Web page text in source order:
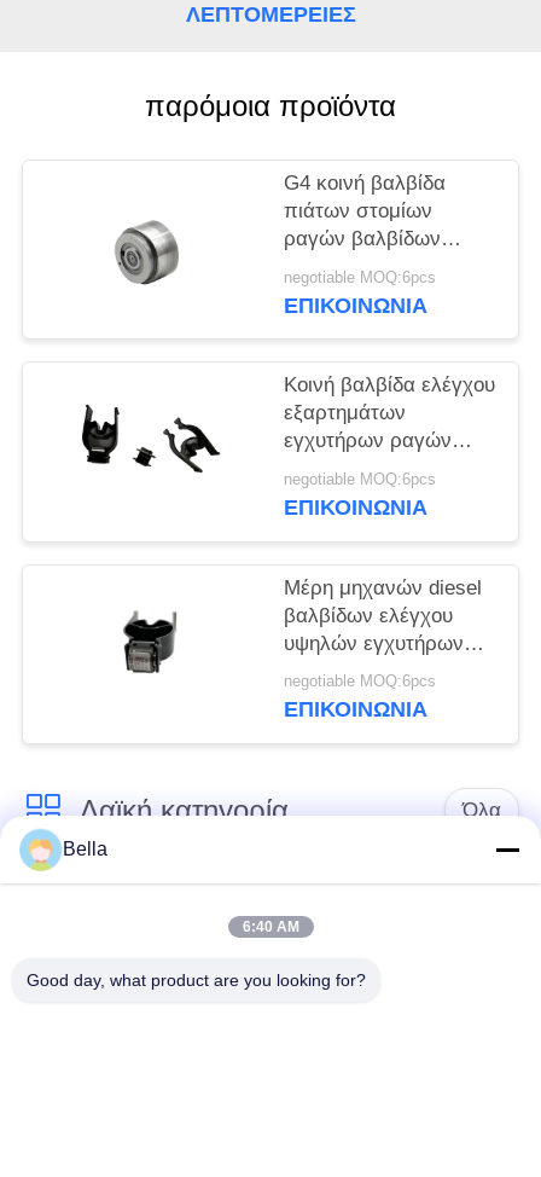
PRIVACY
ΛΕΠΤΟΜΈΡΕΙΕΣ
παρόμοια προϊόντα
G4 κοινή βαλβίδα
πιάτων στομίων
ραγών βαλβίδων
ελέγχου εγχύσεων για
Denso piezo
negotiable MOQ:6pcs
ΕΠΙΚΟΙΝΩΝΙΑ
Κοινή βαλβίδα ελέγχου
εξαρτημάτων
εγχυτήρων ραγών
28373983 για το diesel
625C
negotiable MOQ:6pcs
ΕΠΙΚΟΙΝΩΝΙΑ
Μέρη μηχανών diesel
βαλβίδων ελέγχου
υψηλών εγχυτήρων
9308-625C 28394612
negotiable MOQ:6pcs
ΕΠΙΚΟΙΝΩΝΙΑ
Λαϊκή κατηγορία Όλα
Κοινό ακροφύσιο
ραγών
Κοινή βαλβίδα
Κοινός εγχυτήρας
Bella
6:40 AM
Good day, what product are you looking for?